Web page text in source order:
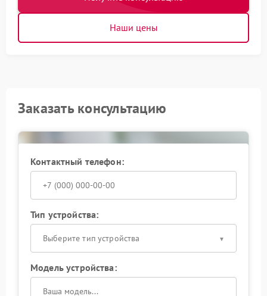
Наши цены
Заказать консультацию
Контактный телефон:
Тип устройства:
Выберите тип устройства
Модель устройства: